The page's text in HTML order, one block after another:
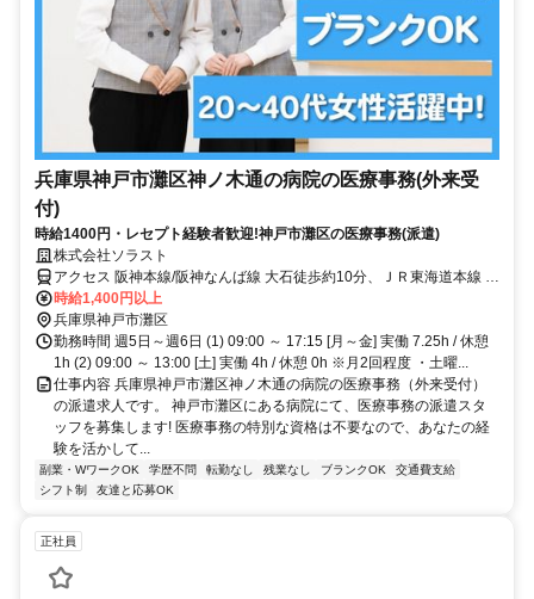
兵庫県神戸市灘区神ノ木通の病院の医療事務(外来受
付)
時給1400円・レセプト経験者歓迎!神戸市灘区の医療事務(派遣)
株式会社ソラスト
アクセス 阪神本線/阪神なんば線 大石徒歩約10分、ＪＲ東海道本線 摩
耶北口徒歩約12分、阪急神戸本線 六甲出口4徒歩約14分 「大石駅」
徒歩12分,敷地内全て禁煙
時給1,400円以上
兵庫県神戸市灘区
勤務時間 週5日～週6日 (1) 09:00 ～ 17:15 [月～金] 実働 7.25h / 休憩
1h (2) 09:00 ～ 13:00 [土] 実働 4h / 休憩 0h ※月2回程度 ・土曜...
仕事内容 兵庫県神戸市灘区神ノ木通の病院の医療事務（外来受付）
の派遣求人です。 神戸市灘区にある病院にて、医療事務の派遣スタ
ッフを募集します! 医療事務の特別な資格は不要なので、あなたの経
験を活かして...
副業・WワークOK 学歴不問 転勤なし 残業なし ブランクOK
交通費支給
シフト制
友達と応募OK
正社員